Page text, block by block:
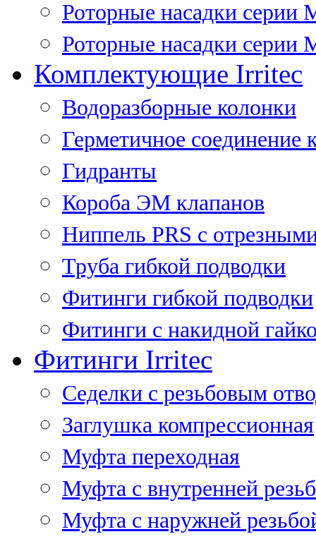
Роторные насадки серии
Роторные насадки серии
Комплектующие Irritec
Водоразборные колонки
Герметичное соединение
Гидранты
Короба ЭМ клапанов
Ниппель PRS с
Труба гибкой подводки
Фитинги гибкой подводки
Фитинги с накидной
Фитинги Irritec
Седелки с резьбовым
Заглушка компрессионная
Муфта переходная
Муфта с внутренней
Муфта с наружней